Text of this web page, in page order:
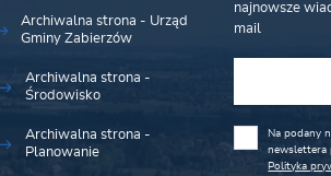
Archiwalna strona - Urząd
Gminy Zabierzów
Archiwalna strona -
Środowisko
Archiwalna strona -
Planowanie
najnowsze
mail
Na podany
newslettera
Polityka